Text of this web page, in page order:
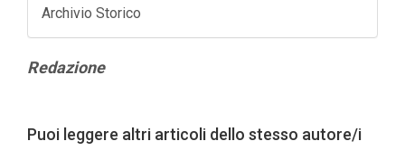
Archivio Storico
Contenuto
Redazione
dell'articolo
Puoi leggere altri articoli dello stesso autore/i